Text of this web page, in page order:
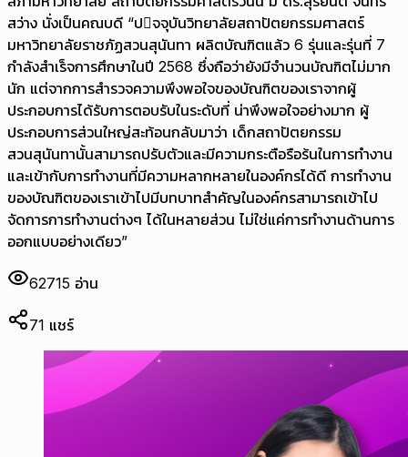
สว่าง นั่งเป็นคณบดี “ปจจุบันวิทยาลัยสถาปัตยกรรมศาสตร์
มหาวิทยาลัยราชภัฏสวนสุนันทา ผลิตบัณฑิตแล้ว 6 รุ่นและรุ่นที่ 7
กำลังสำเร็จการศึกษาในปี 2568 ซึ่งถือว่ายังมีจำนวนบัณฑิตไม่มาก
นัก แต่จากการสำรวจความพึงพอใจของบัณฑิตของเราจากผู้
ประกอบการได้รับการตอบรับในระดับที่ น่าพึงพอใจอย่างมาก ผู้
ประกอบการส่วนใหญ่สะท้อนกลับมาว่า เด็กสถาปัตยกรรม
สวนสุนันทานั้นสามารถปรับตัวและมีความกระตือรือร้นในการทำงาน
และเข้ากับการทำงานที่มีความหลากหลายในองค์กรได้ดี การทำงาน
ของบัณฑิตของเราเข้าไปมีบทบาทสำคัญในองค์กรสามารถเข้าไป
จัดการการทำงานต่างๆ ได้ในหลายส่วน ไม่ใช่แค่การทำงานด้านการ
ออกแบบอย่างเดียว”
62715 อ่าน
71 แชร์